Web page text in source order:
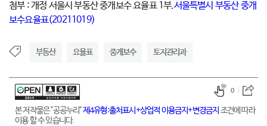
첨부 : 개정 서울시 부동산 중개보수 요율표 1부.서울특별시 부동산 중개
보수요율표(20211019)
부동산 요율표 중개보수 토지관리과
본 저작물은 "공공누리"제4유형:출처표시+상업적 이용금지+변경금지 조건에 따라
이용 할 수 있습니다.
0